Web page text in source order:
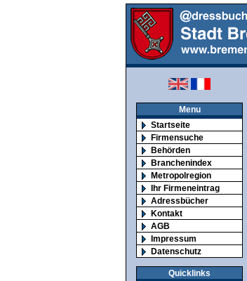
Menu
Startseite
Firmensuche
Behörden
Branchenindex
Metropolregion
Ihr Firmeneintrag
Adressbücher
Kontakt
AGB
Impressum
Datenschutz
Quicklinks